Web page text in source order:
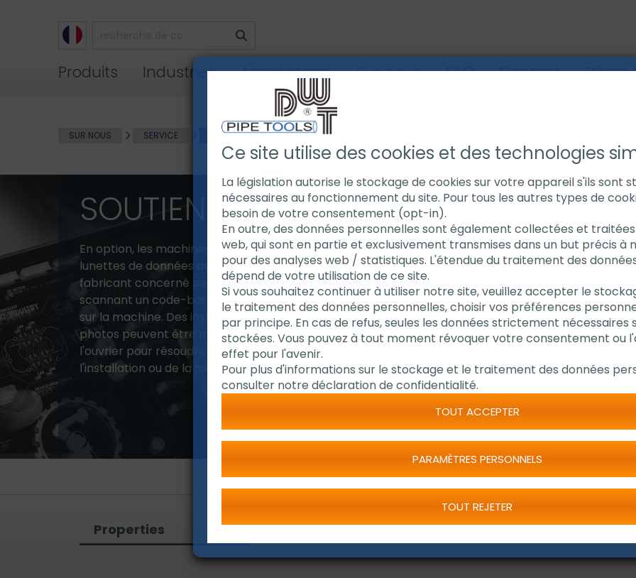
Produits Industries Applications Sur nous FAQ Contact Démo
SUR NOUS SERVICE SOUTIEN EN TEMPS RÉEL
SOUTIEN EN TEMPS RÉEL
En option, les machines et outils peuvent être fournis avec des
lunettes de données avec un mini PC. Notre équipe d'experts ou le
fabricant concerné peuvent être contactés à tout moment en
scannant un code-barres pour recevoir une assistance en direct
sur la machine. Des instructions d'utilisation, des croquis ou des
photos peuvent être mis en place dans le champ de vision de
l'ouvrier pour résoudre les problèmes lors de l'utilisation, de
l'installation ou de la maintenance.
Properties Vos avantages
Ce site utilise des cookies et des technologies
La législation autorise le stockage de cookies sur votre appareil s'ils sont
nécessaires au fonctionnement du site. Pour tous les autres types de
besoin de votre consentement (opt-in).
En outre, des données personnelles sont également collectées et
web, qui sont en partie et exclusivement transmises dans un but précis à
pour des analyses web / statistiques. L'étendue du traitement des
dépend de votre utilisation de ce site.
Si vous souhaitez continuer à utiliser notre site, veuillez accepter le
le traitement des données personnelles, choisir vos préférences
par principe. En cas de refus, seules les données strictement
stockées. Vous pouvez à tout moment révoquer votre consentement ou
effet pour l'avenir.
Pour plus d'informations sur le stockage et le traitement des données
consulter notre déclaration de confidentialité.
TOUT ACCEPTER
PARAMÈTRES PERSONNELS
TOUT REJETER